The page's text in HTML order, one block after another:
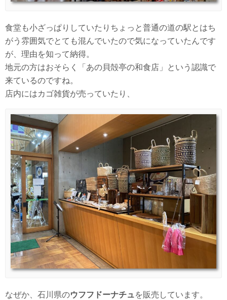
食堂も小ざっぱりしていたりちょっと普通の道の駅とはち
がう雰囲気でとても混んでいたので気になっていたんです
が、理由を知って納得。
地元の方はおそらく「あの貝殻亭の和食店」という認識で
来ているのですね。
店内にはカゴ雑貨が売っていたり、
なぜか、石川県のウフフドーナチュ を販売しています。